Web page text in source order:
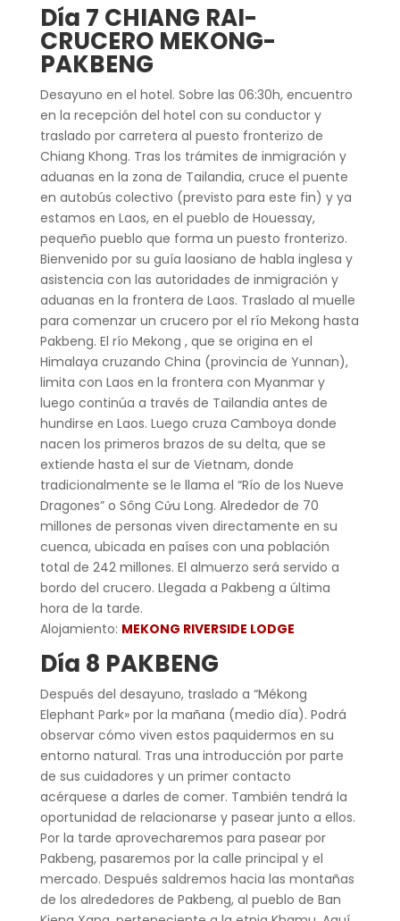
Día 7 CHIANG RAI-
CRUCERO MEKONG-
PAKBENG
Desayuno en el hotel. Sobre las 06:30h, encuentro
en la recepción del hotel con su conductor y
traslado por carretera al puesto fronterizo de
Chiang Khong. Tras los trámites de inmigración y
aduanas en la zona de Tailandia, cruce el puente
en autobús colectivo (previsto para este fin) y ya
estamos en Laos, en el pueblo de Houessay,
pequeño pueblo que forma un puesto fronterizo.
Bienvenido por su guía laosiano de habla inglesa y
asistencia con las autoridades de inmigración y
aduanas en la frontera de Laos. Traslado al muelle
para comenzar un crucero por el río Mekong hasta
Pakbeng. El río Mekong , que se origina en el
Himalaya cruzando China (provincia de Yunnan),
limita con Laos en la frontera con Myanmar y
luego continúa a través de Tailandia antes de
hundirse en Laos. Luego cruza Camboya donde
nacen los primeros brazos de su delta, que se
extiende hasta el sur de Vietnam, donde
tradicionalmente se le llama el “Río de los Nueve
Dragones” o Sông Cửu Long. Alrededor de 70
millones de personas viven directamente en su
cuenca, ubicada en países con una población
total de 242 millones. El almuerzo será servido a
bordo del crucero. Llegada a Pakbeng a última
hora de la tarde.
Alojamiento: MEKONG RIVERSIDE LODGE
Día 8 PAKBENG
Después del desayuno, traslado a “Mékong
Elephant Park» por la mañana (medio día). Podrá
observar cómo viven estos paquidermos en su
entorno natural. Tras una introducción por parte
de sus cuidadores y un primer contacto
acérquese a darles de comer. También tendrá la
oportunidad de relacionarse y pasear junto a ellos.
Por la tarde aprovecharemos para pasear por
Pakbeng, pasaremos por la calle principal y el
mercado. Después saldremos hacia las montañas
de los alrededores de Pakbeng, al pueblo de Ban